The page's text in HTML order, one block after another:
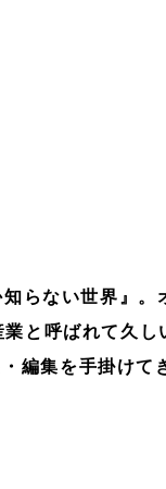
らない世界』。
と呼ばれて久し
編集を手掛けて